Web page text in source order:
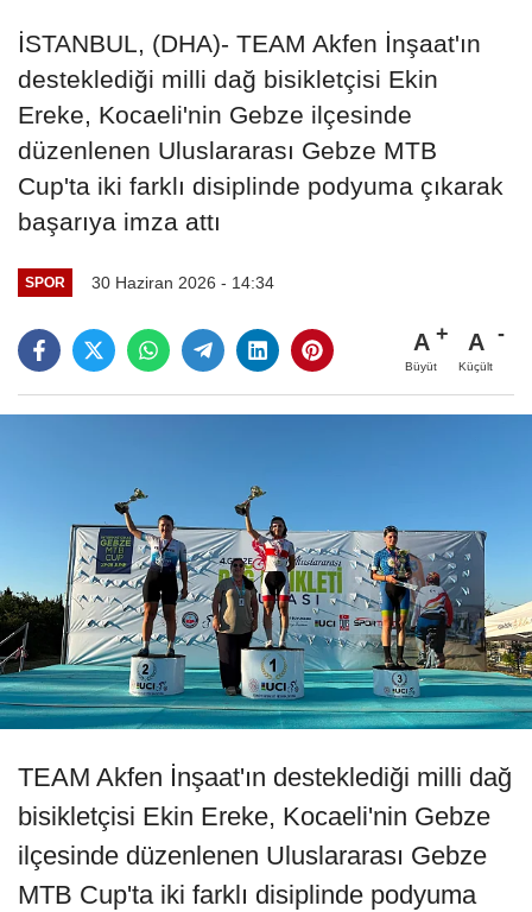
İSTANBUL, (DHA)- TEAM Akfen İnşaat'ın
desteklediği milli dağ bisikletçisi Ekin
Ereke, Kocaeli'nin Gebze ilçesinde
düzenlenen Uluslararası Gebze MTB
Cup'ta iki farklı disiplinde podyuma çıkarak
başarıya imza attı
SPOR 30 Haziran 2026 - 14:34
A
Büyüt
A
Küçült
TEAM Akfen İnşaat'ın desteklediği milli dağ
bisikletçisi Ekin Ereke, Kocaeli'nin Gebze
ilçesinde düzenlenen Uluslararası Gebze
MTB Cup'ta iki farklı disiplinde podyuma